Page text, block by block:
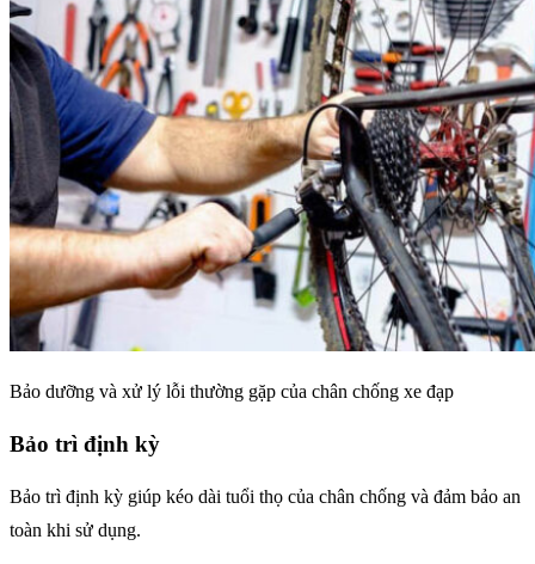
Bảo dưỡng và xử lý lỗi thường gặp của chân chống xe đạp
Bảo trì định kỳ
Bảo trì định kỳ giúp kéo dài tuổi thọ của chân chống và đảm bảo an
toàn khi sử dụng.